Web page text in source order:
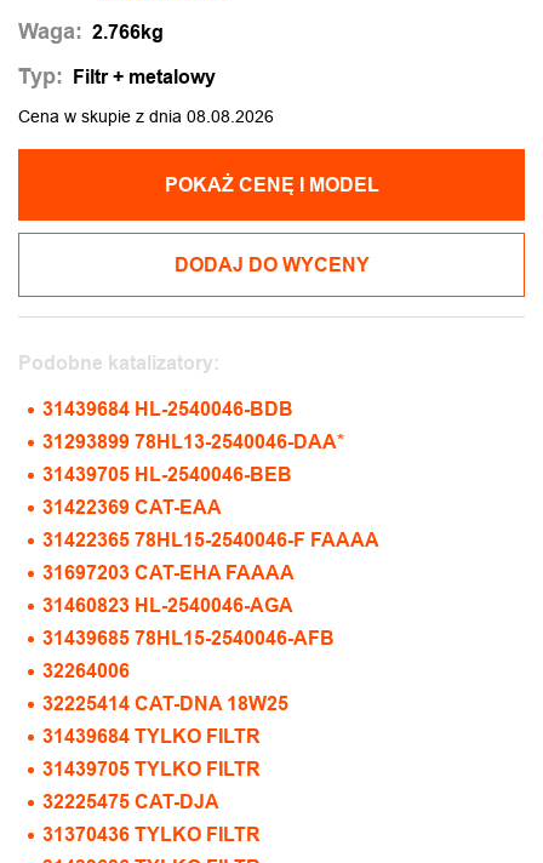
Waga: 2.766kg
Typ: Filtr + metalowy
Cena w skupie z dnia 08.08.2026
POKAŻ CENĘ I MODEL
DODAJ DO WYCENY
Podobne katalizatory:
31439684 HL-2540046-BDB
31293899 78HL13-2540046-DAA*
31439705 HL-2540046-BEB
31422369 CAT-EAA
31422365 78HL15-2540046-F FAAAA
31697203 CAT-EHA FAAAA
31460823 HL-2540046-AGA
31439685 78HL15-2540046-AFB
32264006
32225414 CAT-DNA 18W25
31439684 TYLKO FILTR
31439705 TYLKO FILTR
32225475 CAT-DJA
31370436 TYLKO FILTR